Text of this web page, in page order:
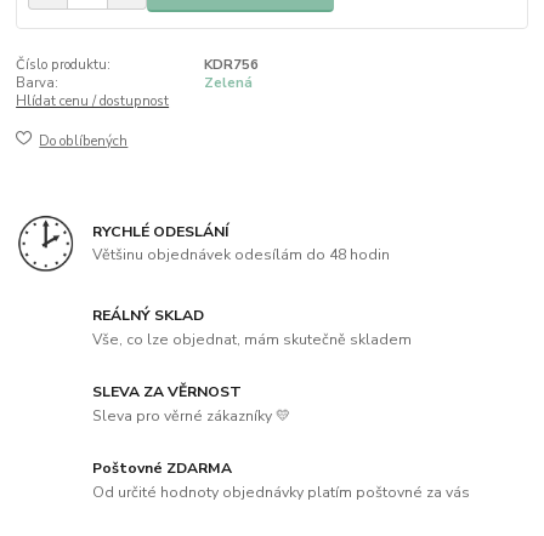
Číslo produktu:
KDR756
Barva:
Zelená
Hlídat cenu / dostupnost
Do oblíbených
RYCHLÉ ODESLÁNÍ
Většinu objednávek odesílám do 48 hodin
REÁLNÝ SKLAD
Vše, co lze objednat, mám skutečně skladem
SLEVA ZA VĚRNOST
Sleva pro věrné zákazníky 💛
Poštovné ZDARMA
Od určité hodnoty objednávky platím poštovné za vás